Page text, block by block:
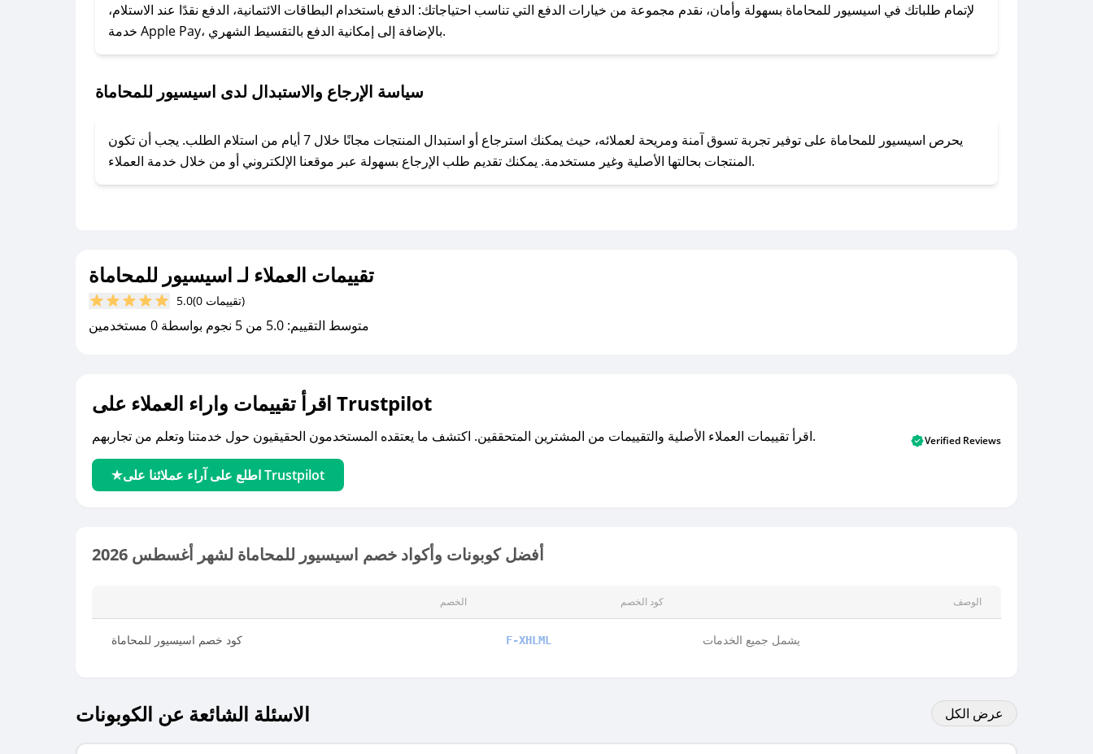
### كيف تحصل على كوبونات خصم حصرية من اسيسيور للمحاماة؟
للحصول على كوبونات وخصومات حصرية، قم بما يلي:
- اضغط على أيقونة متابعة لمتجر اسيسيور للمحاماة في تطبيق صحصح.
- قم بتفعيل إشعارات تطبيق صحصح ليصلك كل جديد.
مع صحصح، تسوق بذكاء ووفّر على كل مشترياتك مع كوبونات خصم حصرية من اسيسيور للمحاماة!
لإتمام طلباتك في اسيسيور للمحاماة بسهولة وأمان، نقدم مجموعة من خيارات الدفع التي تناسب احتياجاتك: الدفع باستخدام البطاقات الائتمانية، الدفع نقدًا عند الاستلام،
خدمة Apple Pay، بالإضافة إلى إمكانية الدفع بالتقسيط الشهري.
سياسة الإرجاع والاستبدال لدى اسيسيور للمحاماة
يحرص اسيسيور للمحاماة على توفير تجربة تسوق آمنة ومريحة لعملائه، حيث يمكنك استرجاع أو استبدال المنتجات مجانًا خلال 7 أيام من استلام الطلب. يجب أن تكون
المنتجات بحالتها الأصلية وغير مستخدمة. يمكنك تقديم طلب الإرجاع بسهولة عبر موقعنا الإلكتروني أو من خلال خدمة العملاء.
تقييمات العملاء لـ اسيسيور للمحاماة
5.0 (0 تقييمات)
متوسط التقييم: 5.0 من 5 نجوم بواسطة 0 مستخدمين
اقرأ تقييمات واراء العملاء على Trustpilot
اقرأ تقييمات العملاء الأصلية والتقييمات من المشترين المتحققين. اكتشف ما يعتقده المستخدمون الحقيقيون حول خدمتنا وتعلم من تجاربهم.
اطلع على آراء عملائنا على Trustpilot
Verified Reviews
أفضل كوبونات وأكواد خصم اسيسيور للمحاماة لشهر أغسطس 2026
الخصم كود الخصم الوصف
كود خصم اسيسيور للمحاماة F-XHLML يشمل جميع الخدمات
الاسئلة الشائعة عن الكوبونات عرض الكل